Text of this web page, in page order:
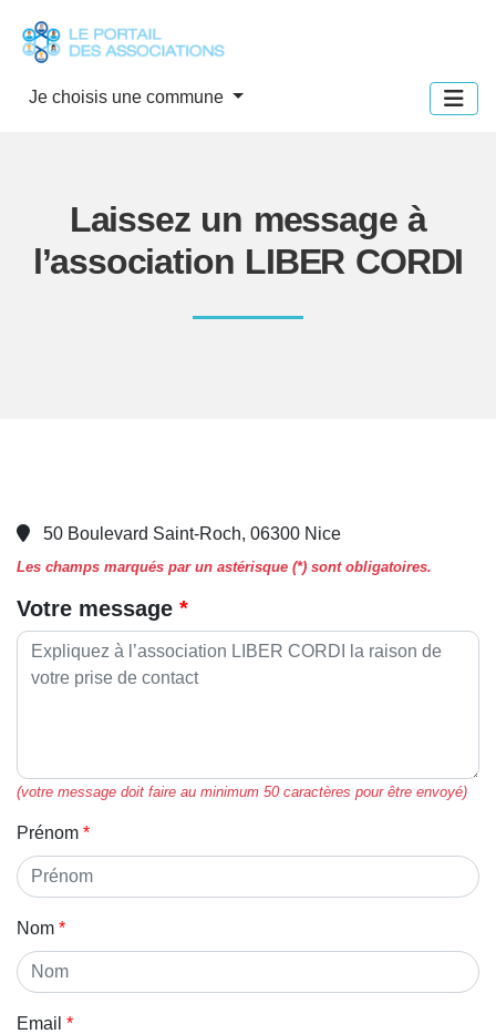
Je choisis une commune
Laissez un message à
l’association LIBER CORDI
50 Boulevard Saint-Roch, 06300 Nice
Les champs marqués par un astérisque (*) sont obligatoires.
Votre message
(votre message doit faire au minimum 50 caractères pour être envoyé)
Prénom
Nom
Email